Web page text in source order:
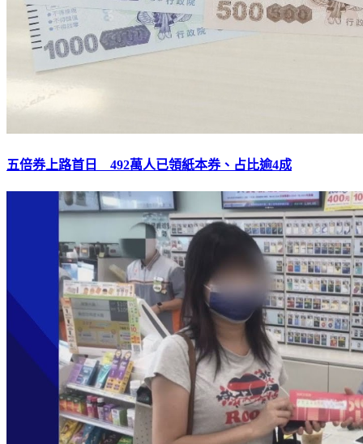
五倍券上路首日 492萬人已領紙本券、占比逾4成